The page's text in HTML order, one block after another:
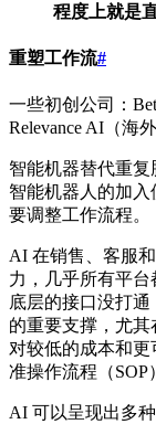
程度上就是
重塑工作流#
一些初创公司：
Relevance AI（海
智能机器替代重复
智能机器人的加
要调整工作流程。
AI 在销售、客服
力，几乎所有平
底层的接口没打
的重要支撑，尤其
对较低的成本和
准操作流程（SOP
AI 可以呈现出多